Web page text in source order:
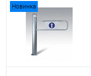
Новинка